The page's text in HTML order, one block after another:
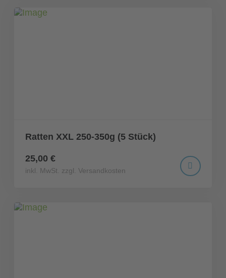
Ratten XXL 250-350g (5 Stück)
25,00 €
inkl. MwSt. zzgl. Versandkosten